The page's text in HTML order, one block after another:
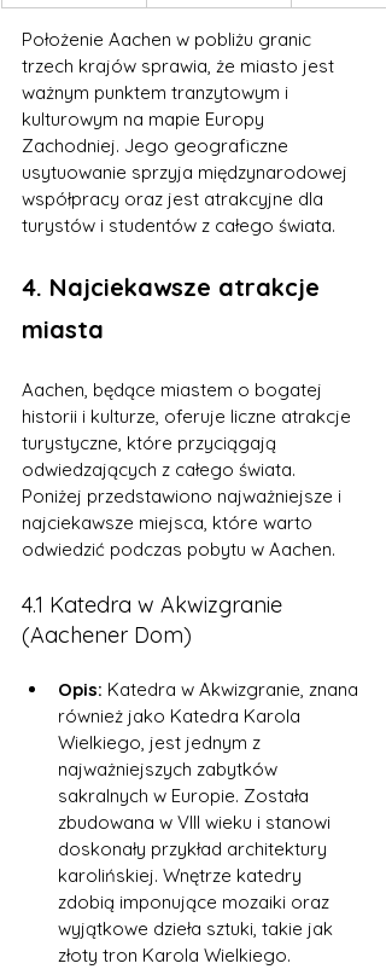
Położenie Aachen w pobliżu granic
trzech krajów sprawia, że miasto jest
ważnym punktem tranzytowym i
kulturowym na mapie Europy
Zachodniej. Jego geograficzne
usytuowanie sprzyja międzynarodowej
współpracy oraz jest atrakcyjne dla
turystów i studentów z całego świata.
4. Najciekawsze atrakcje
miasta
Aachen, będące miastem o bogatej
historii i kulturze, oferuje liczne atrakcje
turystyczne, które przyciągają
odwiedzających z całego świata.
Poniżej przedstawiono najważniejsze i
najciekawsze miejsca, które warto
odwiedzić podczas pobytu w Aachen.
4.1 Katedra w Akwizgranie
(Aachener Dom)
Opis: Katedra w Akwizgranie, znana
również jako Katedra Karola
Wielkiego, jest jednym z
najważniejszych zabytków
sakralnych w Europie. Została
zbudowana w VIII wieku i stanowi
doskonały przykład architektury
karolińskiej. Wnętrze katedry
zdobią imponujące mozaiki oraz
wyjątkowe dzieła sztuki, takie jak
złoty tron Karola Wielkiego.